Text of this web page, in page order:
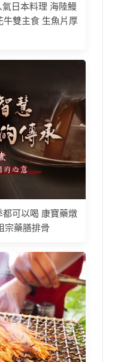
日本料理 海陸鰻
雙主食 生魚片厚
都可以喝 康寶藥燉
宗藥膳排骨